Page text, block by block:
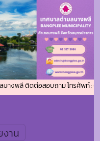
างพลี ติดต่อสอบถาม โทรศัพท์ :
าน